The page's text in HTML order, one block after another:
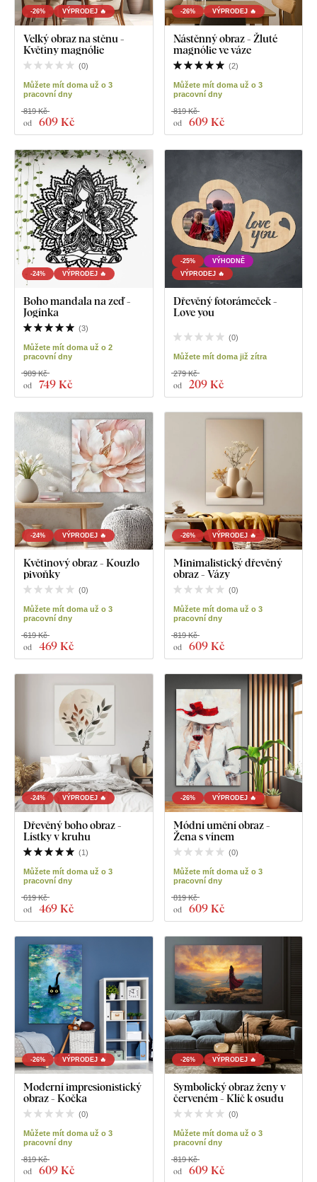
-26% VÝPRODEJ 🔥
Velký obraz na stěnu -
Květiny magnólie
(0)
Můžete mít doma už o 3
pracovní dny
od 609 Kč
819 Kč
-26% VÝPRODEJ 🔥
Nástěnný obraz - Žluté
magnólie ve váze
(2)
Můžete mít doma už o 3
pracovní dny
od 609 Kč
819 Kč
-24% VÝPRODEJ 🔥
Boho mandala na zeď -
Jogínka
(3)
Můžete mít doma už o 2
pracovní dny
od 749 Kč
989 Kč
-25%
VÝHODNĚ
VÝPRODEJ 🔥
Dřevěný fotorámeček -
Love you
(0)
Můžete mít doma již zítra
od 209 Kč
279 Kč
-24% VÝPRODEJ 🔥
Květinový obraz - Kouzlo
pivoňky
(0)
Můžete mít doma už o 3
pracovní dny
od 469 Kč
619 Kč
-26% VÝPRODEJ 🔥
Minimalistický dřevěný
obraz - Vázy
(0)
Můžete mít doma už o 3
pracovní dny
od 609 Kč
819 Kč
-24% VÝPRODEJ 🔥
Dřevěný boho obraz -
Lístky v kruhu
(1)
Můžete mít doma už o 3
pracovní dny
od 469 Kč
619 Kč
-26% VÝPRODEJ 🔥
Módní umění obraz -
Žena s vínem
(0)
Můžete mít doma už o 3
pracovní dny
od 609 Kč
819 Kč
-26% VÝPRODEJ 🔥
Moderní impresionistický
obraz - Kočka
(0)
Můžete mít doma už o 3
pracovní dny
od 609 Kč
819 Kč
-26% VÝPRODEJ 🔥
Symbolický obraz ženy v
červeném - Klíč k osudu
(0)
Můžete mít doma už o 3
pracovní dny
od 609 Kč
819 Kč